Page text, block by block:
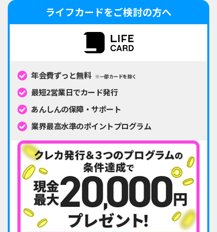
ライフカードをご検討の方へ
年会費ずっと無料 ※一部カードを除く
最短2営業日でカード発行
あんしんの保障・サポート
業界最高水準のポイントプログラム